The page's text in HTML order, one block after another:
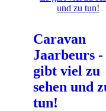
Caravan
Jaarbeurs -
gibt viel zu
sehen und
tun!